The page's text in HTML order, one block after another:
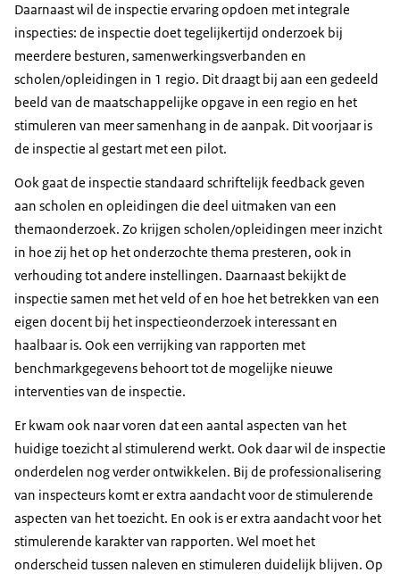
Daarnaast wil de inspectie ervaring opdoen met integrale
inspecties: de inspectie doet tegelijkertijd onderzoek bij
meerdere besturen, samenwerkingsverbanden en
scholen/opleidingen in 1 regio. Dit draagt bij aan een gedeeld
beeld van de maatschappelijke opgave in een regio en het
stimuleren van meer samenhang in de aanpak. Dit voorjaar is
de inspectie al gestart met een pilot.
Ook gaat de inspectie standaard schriftelijk feedback geven
aan scholen en opleidingen die deel uitmaken van een
themaonderzoek. Zo krijgen scholen/opleidingen meer inzicht
in hoe zij het op het onderzochte thema presteren, ook in
verhouding tot andere instellingen. Daarnaast bekijkt de
inspectie samen met het veld of en hoe het betrekken van een
eigen docent bij het inspectieonderzoek interessant en
haalbaar is. Ook een verrijking van rapporten met
benchmarkgegevens behoort tot de mogelijke nieuwe
interventies van de inspectie.
Er kwam ook naar voren dat een aantal aspecten van het
huidige toezicht al stimulerend werkt. Ook daar wil de inspectie
onderdelen nog verder ontwikkelen. Bij de professionalisering
van inspecteurs komt er extra aandacht voor de stimulerende
aspecten van het toezicht. En ook is er extra aandacht voor het
stimulerende karakter van rapporten. Wel moet het
onderscheid tussen naleven en stimuleren duidelijk blijven. Op